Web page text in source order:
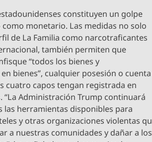
constituyen un golpe
monetario. Las medidas no solo
de La Familia como narcotraficantes
también permiten que
“todos los bienes y
bienes”, cualquier posesión o cuenta
cuatro capos tengan registrada en
“La Administración Trump continuará
las herramientas disponibles para
y otras organizaciones violentas
a nuestras comunidades y dañar a los